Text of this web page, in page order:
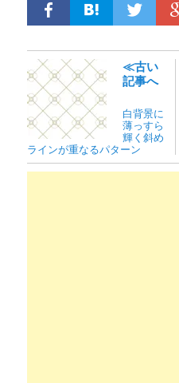
≪古い
記事へ
白背景に
薄っすら
輝く斜め
ラインが重なるパターン